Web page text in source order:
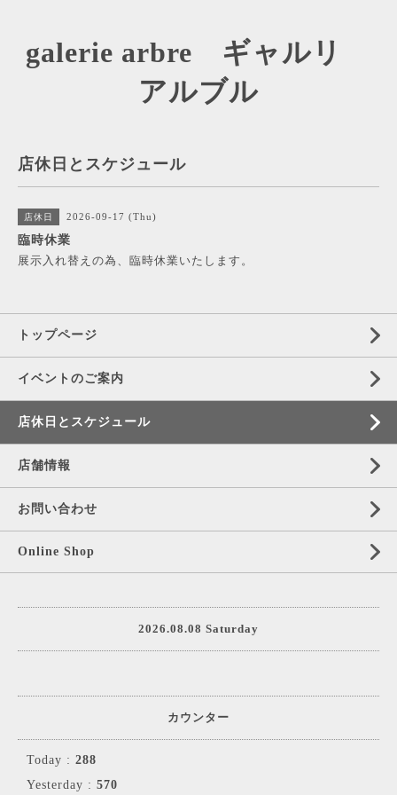
galerie arbre ギャルリ
アルブル
店休日とスケジュール
店休日 2026-09-17 (Thu)
臨時休業
展示入れ替えの為、臨時休業いたします。
トップページ
イベントのご案内
店休日とスケジュール
店舗情報
お問い合わせ
Online Shop
2026.08.08 Saturday
カウンター
Today : 288
Yesterday : 570